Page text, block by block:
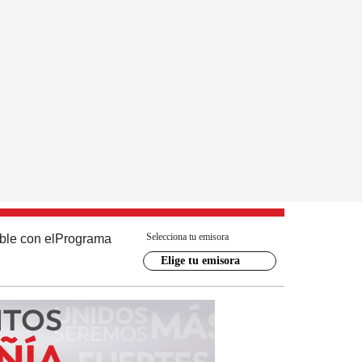
con el Programa Selecciona tu emisora
Elige tu emisora